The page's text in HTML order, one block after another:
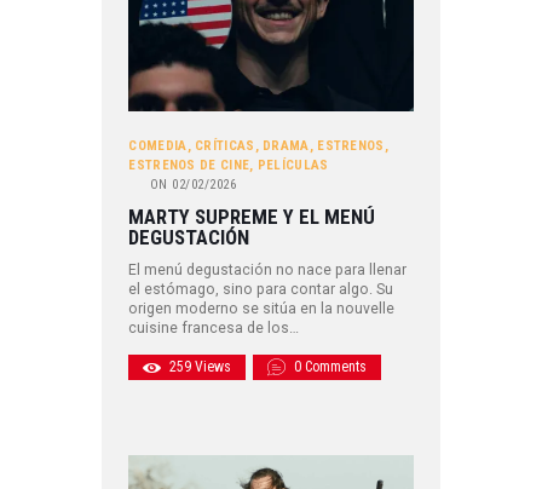
COMEDIA, CRÍTICAS , DRAMA, ESTRENOS ,
ESTRENOS DE CINE, PELÍCULAS
ON 02/02/2026
MARTY SUPREME Y EL MENÚ
DEGUSTACIÓN
El menú degustación no nace para llenar
el estómago, sino para contar algo. Su
origen moderno se sitúa en la nouvelle
cuisine francesa de los…
259 Views 0 Comments